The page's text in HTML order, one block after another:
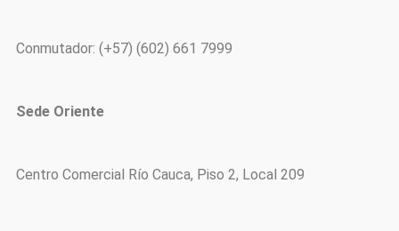
Conmutador: (+57) (602) 661 7999
Sede Oriente
Centro Comercial Río Cauca, Piso 2, Local 209